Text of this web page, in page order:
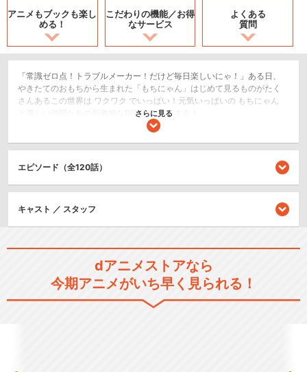
アニメもブックも楽し
める！
こだわりの機能／お得
なサービス
よくある
質問
「常識ゼロ点！トラブルメーカー！だけど毎日楽しいにゃ！」ある日、
やきたてのおもちから生まれた「もちにゃん」はじめて見るものがたく
さんあるこの世界は ワクワク でいっぱい！元気いっぱいの もちにゃん
と楽しい仲間たちの刺激的な毎日が今はじまる！
ショート
さらに見る
エピソード（全120話）
キャスト ／ スタッフ
dアニメストアなら
今期アニメがいち早く見られる！